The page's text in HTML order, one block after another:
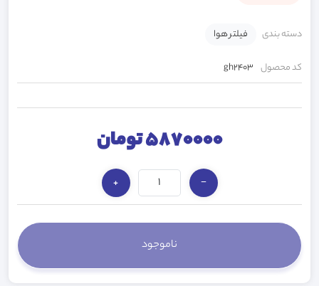
دسته بندی فیلتر هوا
کد محصول gh2403
5870000 تومان
−
+